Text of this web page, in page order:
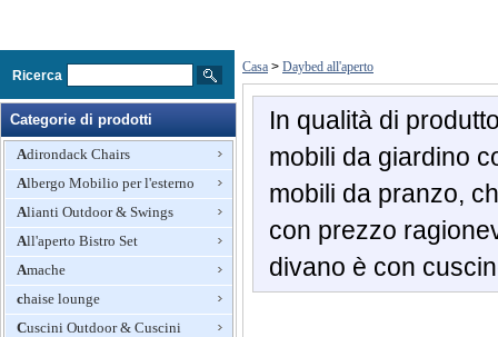
Ricerca
Categorie di prodotti
Adirondack Chairs
Albergo Mobilio per l'esterno
Alianti Outdoor & Swings
All'aperto Bistro Set
Amache
chaise lounge
Cuscini Outdoor & Cuscini
Casa > Daybed all'aperto
In qualità di
mobili da giardino
mobili da pranzo,
con prezzo
divano è con